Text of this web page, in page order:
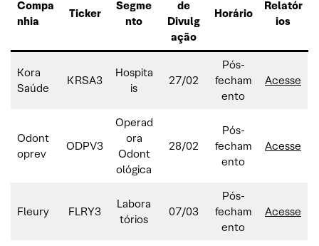
Compa
nhia
Ticker
Segme
nto
de
Divulg
ação
Horário
Relatór
ios
Kora
Saúde
KRSA3
Hospita
is
27/02
Pós-
fecham
ento
Acesse
Odont
oprev
ODPV3
Operad
ora
Odont
ológica
28/02
Pós-
fecham
ento
Acesse
Fleury FLRY3
Labora
tórios
07/03
Pós-
fecham
ento
Acesse